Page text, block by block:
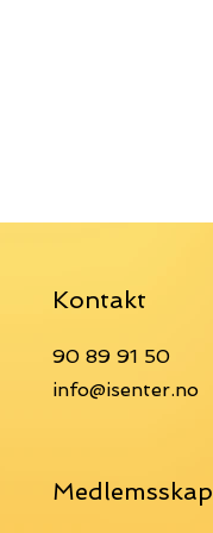
Kontakt
90 89 91 50
info@isenter.no
Medlemsskap